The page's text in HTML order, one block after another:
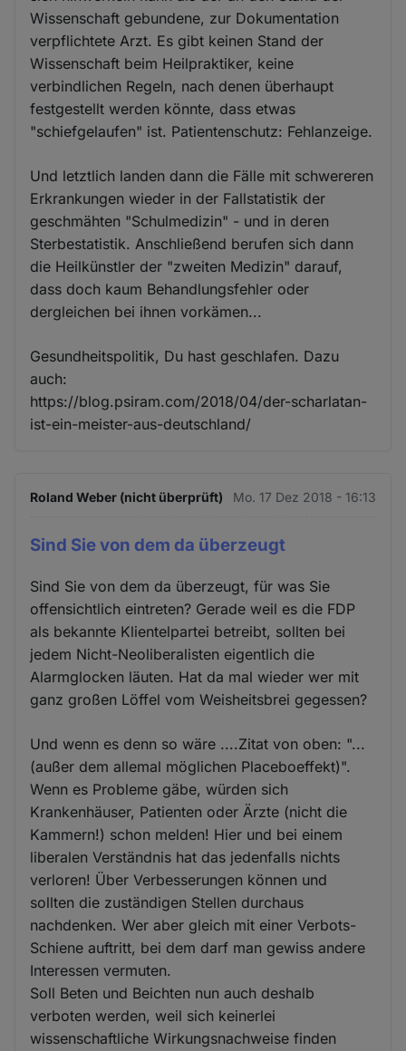
Wissenschaft gebundene, zur Dokumentation
verpflichtete Arzt. Es gibt keinen Stand der
Wissenschaft beim Heilpraktiker, keine
verbindlichen Regeln, nach denen überhaupt
festgestellt werden könnte, dass etwas
"schiefgelaufen" ist. Patientenschutz: Fehlanzeige.
Und letztlich landen dann die Fälle mit schwereren
Erkrankungen wieder in der Fallstatistik der
geschmähten "Schulmedizin" - und in deren
Sterbestatistik. Anschließend berufen sich dann
die Heilkünstler der "zweiten Medizin" darauf,
dass doch kaum Behandlungsfehler oder
dergleichen bei ihnen vorkämen...
Gesundheitspolitik, Du hast geschlafen. Dazu
auch:
https://blog.psiram.com/2018/04/der-scharlatan-
ist-ein-meister-aus-deutschland/
Roland Weber (nicht überprüft) Mo. 17 Dez 2018 - 16:13
Sind Sie von dem da überzeugt
Sind Sie von dem da überzeugt, für was Sie
offensichtlich eintreten? Gerade weil es die FDP
als bekannte Klientelpartei betreibt, sollten bei
jedem Nicht-Neoliberalisten eigentlich die
Alarmglocken läuten. Hat da mal wieder wer mit
ganz großen Löffel vom Weisheitsbrei gegessen?
Und wenn es denn so wäre ....Zitat von oben: "...
(außer dem allemal möglichen Placeboeffekt)".
Wenn es Probleme gäbe, würden sich
Krankenhäuser, Patienten oder Ärzte (nicht die
Kammern!) schon melden! Hier und bei einem
liberalen Verständnis hat das jedenfalls nichts
verloren! Über Verbesserungen können und
sollten die zuständigen Stellen durchaus
nachdenken. Wer aber gleich mit einer Verbots-
Schiene auftritt, bei dem darf man gewiss andere
Interessen vermuten.
Soll Beten und Beichten nun auch deshalb
verboten werden, weil sich keinerlei
wissenschaftliche Wirkungsnachweise finden